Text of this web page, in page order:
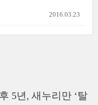
2016.03.23
5년, 새누리만 ‘탈